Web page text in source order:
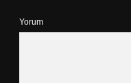
Yorum